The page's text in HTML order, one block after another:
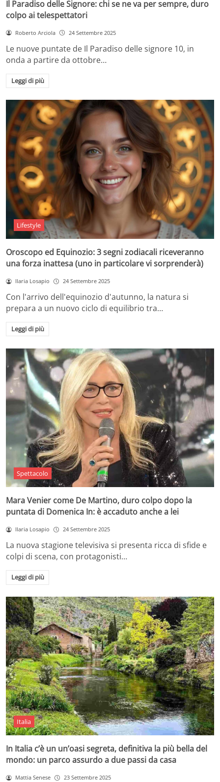
Il Paradiso delle Signore: chi se ne va per sempre, duro
colpo ai telespettatori
Roberto Arciola 24 Settembre 2025
Le nuove puntate de Il Paradiso delle signore 10, in
onda a partire da ottobre…
Leggi di più
Lifestyle
Oroscopo ed Equinozio: 3 segni zodiacali riceveranno
una forza inattesa (uno in particolare vi sorprenderà)
Ilaria Losapio 24 Settembre 2025
Con l'arrivo dell'equinozio d'autunno, la natura si
prepara a un nuovo ciclo di equilibrio tra…
Leggi di più
Spettacolo
Mara Venier come De Martino, duro colpo dopo la
puntata di Domenica In: è accaduto anche a lei
Ilaria Losapio 24 Settembre 2025
La nuova stagione televisiva si presenta ricca di sfide e
colpi di scena, con protagonisti…
Leggi di più
Italia
In Italia c’è un un’oasi segreta, definitiva la più bella del
mondo: un parco assurdo a due passi da casa
Mattia Senese 23 Settembre 2025